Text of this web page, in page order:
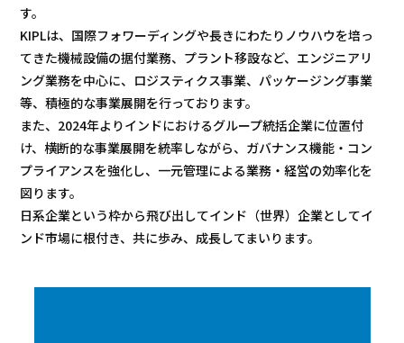
サービス・ソリューション
JP EN お問い合わせ
す。
KIPLは、国際フォワーディングや長きにわたりノウハウを培っ
てきた機械設備の据付業務、プラント移設など、エンジニアリ
ング業務を中心に、ロジスティクス事業、パッケージング事業
等、積極的な事業展開を行っております。
また、2024年よりインドにおけるグループ統括企業に位置付
け、横断的な事業展開を統率しながら、ガバナンス機能・コン
プライアンスを強化し、一元管理による業務・経営の効率化を
図ります。
日系企業という枠から飛び出してインド（世界）企業としてイ
ンド市場に根付き、共に歩み、成長してまいります。